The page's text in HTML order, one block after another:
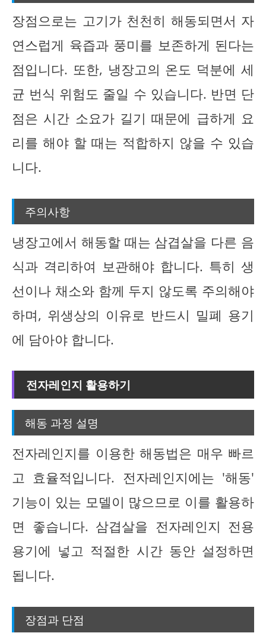
장점으로는 고기가 천천히 해동되면서 자
연스럽게 육즙과 풍미를 보존하게 된다는
점입니다. 또한, 냉장고의 온도 덕분에 세
균 번식 위험도 줄일 수 있습니다. 반면 단
점은 시간 소요가 길기 때문에 급하게 요
리를 해야 할 때는 적합하지 않을 수 있습
니다.
주의사항
냉장고에서 해동할 때는 삼겹살을 다른 음
식과 격리하여 보관해야 합니다. 특히 생
선이나 채소와 함께 두지 않도록 주의해야
하며, 위생상의 이유로 반드시 밀폐 용기
에 담아야 합니다.
전자레인지 활용하기
해동 과정 설명
전자레인지를 이용한 해동법은 매우 빠르
고 효율적입니다. 전자레인지에는 '해동'
기능이 있는 모델이 많으므로 이를 활용하
면 좋습니다. 삼겹살을 전자레인지 전용
용기에 넣고 적절한 시간 동안 설정하면
됩니다.
장점과 단점